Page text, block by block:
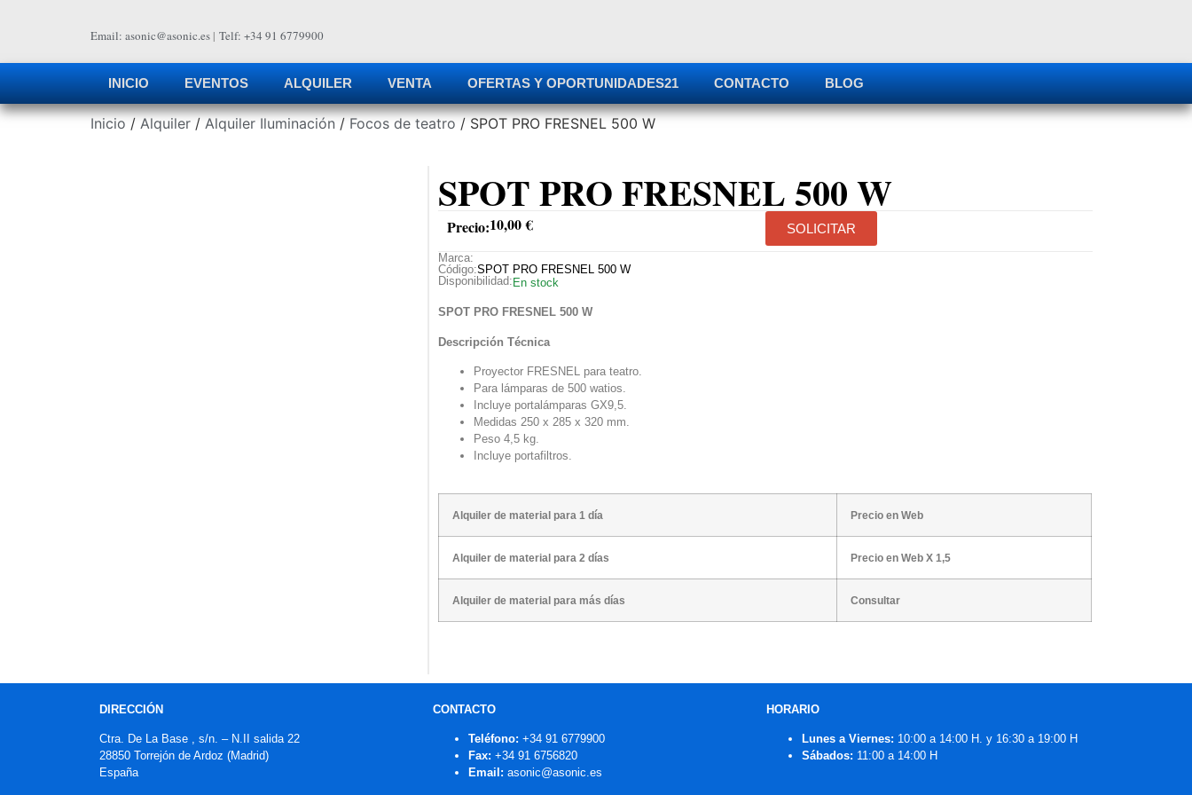
Email: asonic@asonic.es | Telf: +34 91 6779900
INICIO EVENTOS ALQUILER VENTA OFERTAS Y OPORTUNIDADES21 CONTACTO BLOG
Inicio / Alquiler / Alquiler Iluminación / Focos de teatro / SPOT PRO FRESNEL 500 W
SPOT PRO FRESNEL 500 W
Precio:10,00€ SOLICITAR
Marca:
Código:SPOT PRO FRESNEL 500 W
Disponibilidad: En stock
SPOT PRO FRESNEL 500 W
Descripción Técnica
Proyector FRESNEL para teatro.
Para lámparas de 500 watios.
Incluye portalámparas GX9,5.
Medidas 250 x 285 x 320 mm.
Peso 4,5 kg.
Incluye portafiltros.
Alquiler de material para 1 día Precio en Web
Alquiler de material para 2 días Precio en Web X 1,5
Alquiler de material para más días Consultar
DIRECCIÓN
Ctra. De La Base , s/n. – N.II salida 22
28850 Torrejón de Ardoz (Madrid)
España
CONTACTO
Teléfono: +34 91 6779900
Fax: +34 91 6756820
Email: asonic@asonic.es
HORARIO
Lunes a Viernes: 10:00 a 14:00 H. y 16:30 a 19:00 H
Sábados: 11:00 a 14:00 H